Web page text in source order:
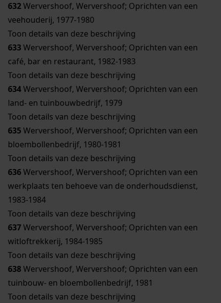
632Wervershoof, Wervershoof; Oprichten van een
veehouderij, 1977-1980
Toon details van deze beschrijving
633Wervershoof, Wervershoof; Oprichten van een
café, bar en restaurant, 1982-1983
Toon details van deze beschrijving
634Wervershoof, Wervershoof; Oprichten van een
land- en tuinbouwbedrijf, 1979
Toon details van deze beschrijving
635Wervershoof, Wervershoof; Oprichten van een
bloembollenbedrijf, 1980-1981
Toon details van deze beschrijving
636Wervershoof, Wervershoof; Oprichten van een
werkplaats ten behoeve van de onderhoudsdienst,
1983-1984
Toon details van deze beschrijving
637Wervershoof, Wervershoof; Oprichten van een
witloftrekkerij, 1984-1985
Toon details van deze beschrijving
638Wervershoof, Wervershoof; Oprichten van een
tuinbouw- en bloembollenbedrijf, 1981
Toon details van deze beschrijving